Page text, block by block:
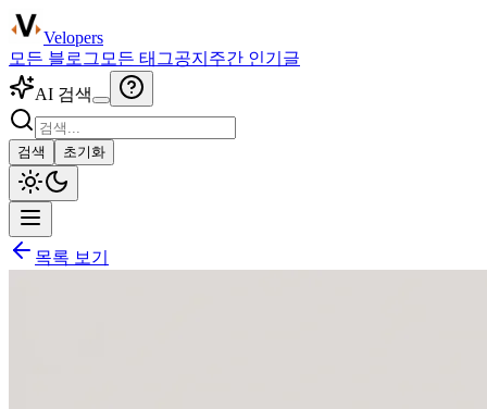
Velopers
모든 블로그 모든 태그공지 주간 인기글
AI 검색
검색 초기화
목록 보기